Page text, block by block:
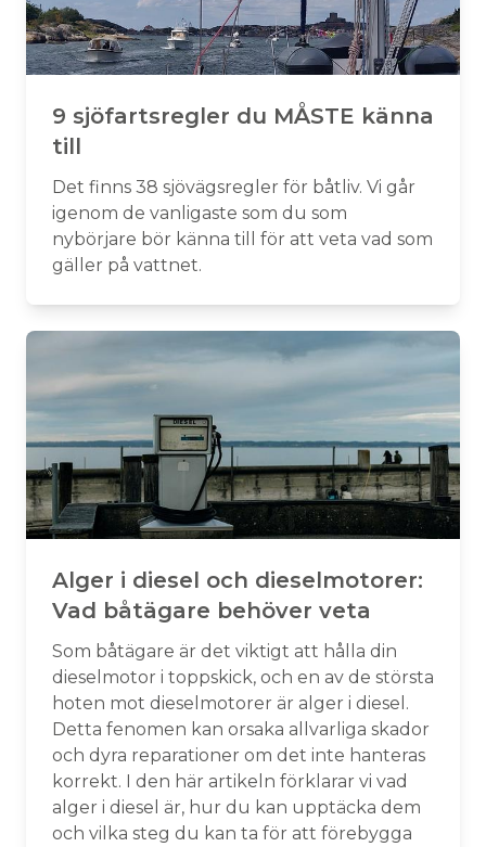
9 sjöfartsregler du MÅSTE känna
till
Det finns 38 sjövägsregler för båtliv. Vi går
igenom de vanligaste som du som
nybörjare bör känna till för att veta vad som
gäller på vattnet.
Alger i diesel och dieselmotorer:
Vad båtägare behöver veta
Som båtägare är det viktigt att hålla din
dieselmotor i toppskick, och en av de största
hoten mot dieselmotorer är alger i diesel.
Detta fenomen kan orsaka allvarliga skador
och dyra reparationer om det inte hanteras
korrekt. I den här artikeln förklarar vi vad
alger i diesel är, hur du kan upptäcka dem
och vilka steg du kan ta för att förebygga